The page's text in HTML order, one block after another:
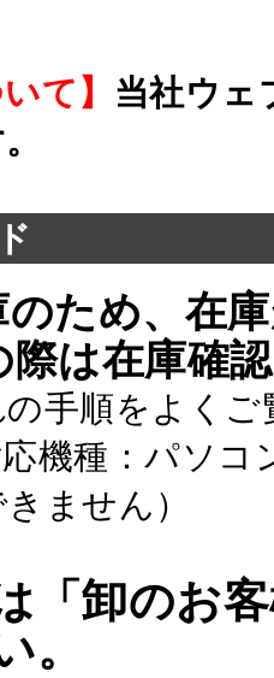
て】 当社ウェ
イド
ため、在
際は在庫確
手順をよくご
機種：パソ
ません）
「卸のお
。